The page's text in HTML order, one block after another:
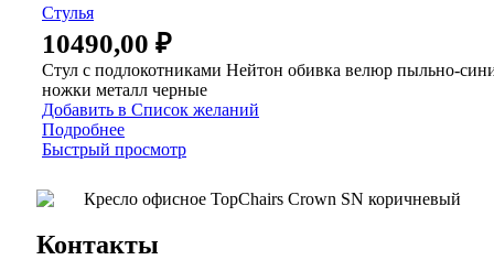
Стулья
10490,00 ₽
Стул с подлокотниками Нейтон обивка велюр пыльно-
ножки металл черные
Добавить в Список желаний
Подробнее
Быстрый просмотр
Контакты